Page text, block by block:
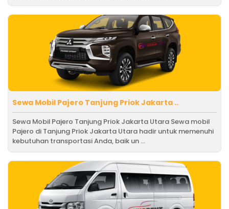
Sewa Mobil Pajero Tanjung Priok Jakarta ..
Sewa Mobil Pajero Tanjung Priok Jakarta Utara Sewa mobil
Pajero di Tanjung Priok Jakarta Utara hadir untuk memenuhi
kebutuhan transportasi Anda, baik un ...